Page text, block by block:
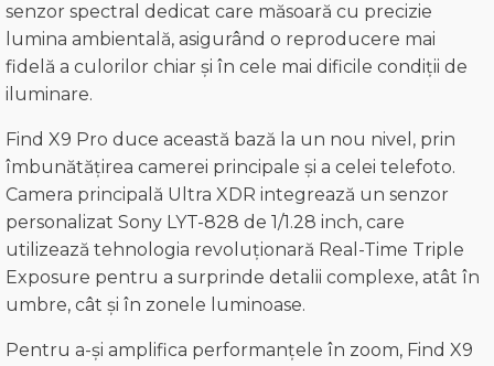
senzor spectral dedicat care măsoară cu precizie
lumina ambientală, asigurând o reproducere mai
fidelă a culorilor chiar și în cele mai dificile condiții de
iluminare.
Find X9 Pro duce această bază la un nou nivel, prin
îmbunătățirea camerei principale și a celei telefoto.
Camera principală Ultra XDR integrează un senzor
personalizat Sony LYT-828 de 1/1.28 inch, care
utilizează tehnologia revoluționară Real-Time Triple
Exposure pentru a surprinde detalii complexe, atât în
umbre, cât și în zonele luminoase.
Pentru a-și amplifica performanțele în zoom, Find X9